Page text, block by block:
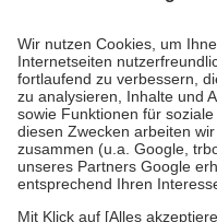
höchstens zehn Euro.
Es
Kosten der Leistung zu
Diese Regeln gelten
Bei Heilmitteln und
Zuzahlung zehn Prozent der
Verordnung.
Um das Engagement der
stärken und die besondere